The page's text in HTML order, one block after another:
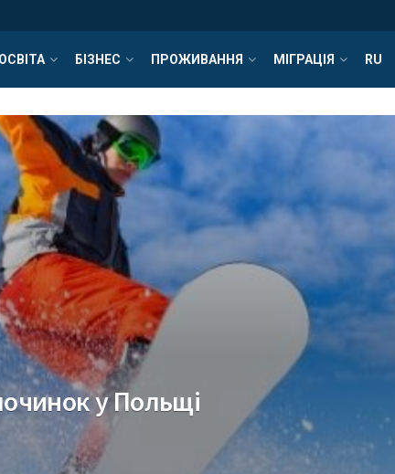
ОСВІТА БІЗНЕС ПРОЖИВАННЯ МІГРАЦІЯ RU
у Польщі